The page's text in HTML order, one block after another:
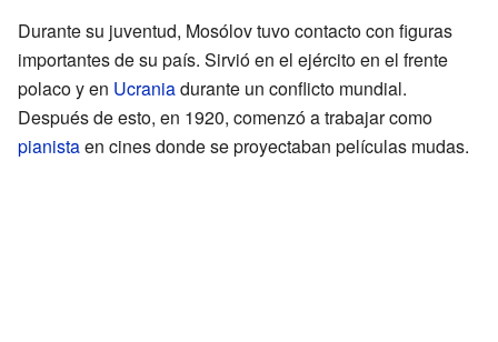
Durante su juventud, Mosólov tuvo contacto con figuras
importantes de su país. Sirvió en el ejército en el frente
polaco y en Ucraniadurante un conflicto mundial.
Después de esto, en 1920, comenzó a trabajar como
pianistaen cines donde se proyectaban películas mudas.